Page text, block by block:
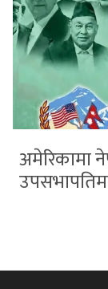
अमेरिकामा